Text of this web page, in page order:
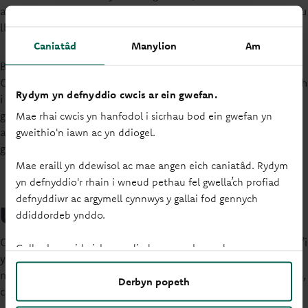
Caniatâd Manylion Am
Rydym yn defnyddio cwcis ar ein gwefan.
Mae rhai cwcis yn hanfodol i sicrhau bod ein gwefan yn
gweithio'n iawn ac yn ddiogel.
Mae eraill yn ddewisol ac mae angen eich caniatâd. Rydym
yn defnyddio'r rhain i wneud pethau fel gwella’ch profiad
defnyddiwr ac argymell cynnwys y gallai fod gennych
ddiddordeb ynddo.
Gallwch newid eich gosodiadau ar unrhyw adeg.
Derbyn popeth
ailddatgan ei hymrwymiad i weithredu wrth galon cymunedau
lleol tan o leiaf ddiwedd 2025.
Buddsoddodd Principality £1.3m mewn gwaith effaith drwy ei
Chronfa Cenedlaethau’r Dyfodol, gan gynyddu ei chefnogaeth
i grwpiau ieuenctid a chymunedol, ymestyn partneriaethau
gyda sefydliadau elusennol, a chymryd camau breision tuag
at gyflawni ei gweithrediadau carbon net-sero erbyn 2040,
gan leihau ei hôl troed carbon 2,700 tunnell CO2e.
Uchafbwyntiau perfformiad
Cododd elw llog net i 1.52% yn 2023 (ffigur 2022: 1.39%) wedi’i
ysgogi gan gyfradd sylfaenol uwch Banc Lloegr. O ganlyniad,
nododd Principality elw cyn treth sylfaenol o £60.3m yn 2023,
cynnydd o £43.5m yn 2022.